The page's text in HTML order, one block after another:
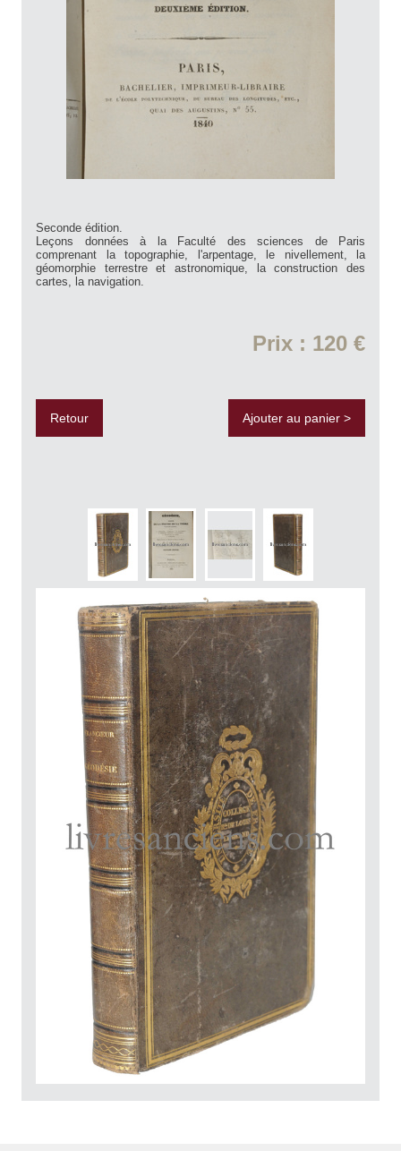
Seconde édition.
Leçons données à la Faculté des sciences de Paris
comprenant la topographie, l'arpentage, le nivellement, la
géomorphie terrestre et astronomique, la construction des
cartes, la navigation.
Prix : 120 €
Retour Ajouter au panier >